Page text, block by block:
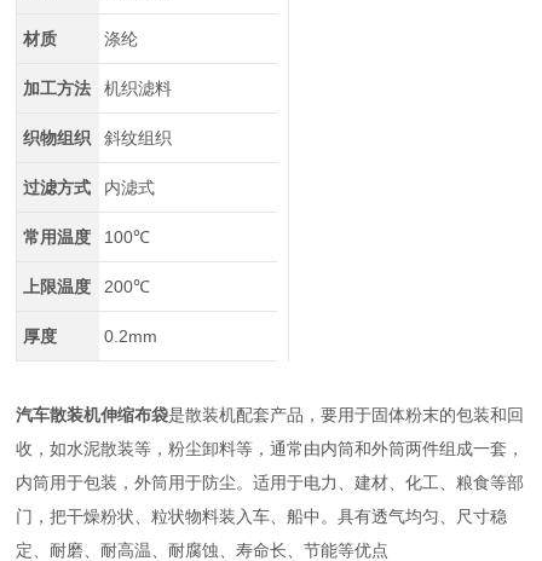
材质 涤纶
加工方法 机织滤料
织物组织 斜纹组织
过滤方式 内滤式
常用温度 100℃
上限温度 200℃
厚度 0.2mm
汽车散装机伸缩布袋是散装机配套产品，要用于固体粉末的包装和回
收，如水泥散装等，粉尘卸料等，通常由内筒和外筒两件组成一套，
内筒用于包装，外筒用于防尘。适用于电力、建材、化工、粮食等部
门，把干燥粉状、粒状物料装入车、船中。具有透气均匀、尺寸稳
定、耐磨、耐高温、耐腐蚀、寿命长、节能等优点